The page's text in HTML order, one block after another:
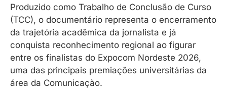
Produzido como Trabalho de Conclusão de Curso
(TCC), o documentário representa o encerramento
da trajetória acadêmica da jornalista e já
conquista reconhecimento regional ao figurar
entre os finalistas do Expocom Nordeste 2026,
uma das principais premiações universitárias da
área da Comunicação.